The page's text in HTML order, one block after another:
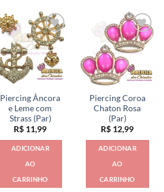
Piercing Âncora
e Leme com
Strass (Par)
R$ 11,99
ADICIONAR
AO
CARRINHO
Piercing Coroa
Chaton Rosa
(Par)
R$ 12,99
ADICIONAR
AO
CARRINHO